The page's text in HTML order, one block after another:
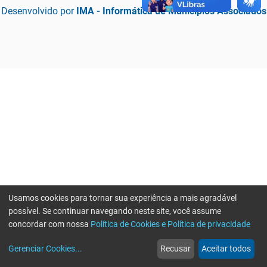
Desenvolvido por IMA - Informática de Municípios Associados
web
Notícias
more_horiz
Mais
Usamos cookies para tornar sua experiência a mais agradável
possível. Se continuar navegando neste site, você assume
concordar com nossa Política de Cookies e Política de privacidade
Gerenciar Cookies... Recusar Aceitar todos
Erro ao enviar informações, por favor tente novamente